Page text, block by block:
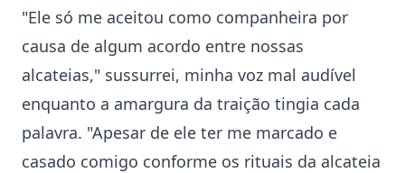
"Ele só me aceitou como companheira por
causa de algum acordo entre nossas
alcateias," sussurrei, minha voz mal audível
enquanto a amargura da traição tingia cada
palavra. "Apesar de ele ter me marcado e
casado comigo conforme os rituais da alcateia